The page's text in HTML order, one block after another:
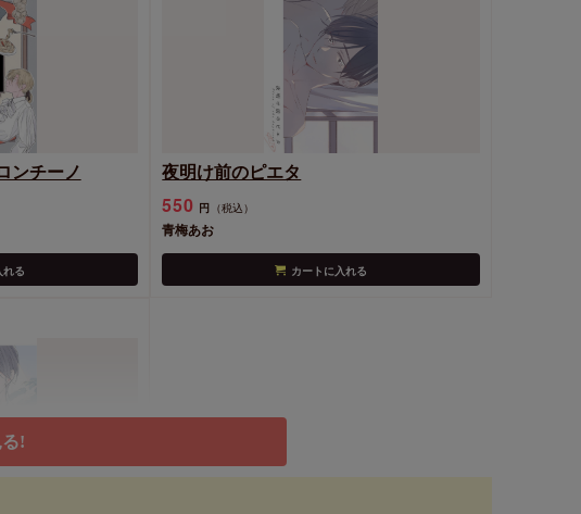
ンチーノ
れる
夜明け前のピエタ
550 円 （税込）
青梅あお
カートに入れる
!